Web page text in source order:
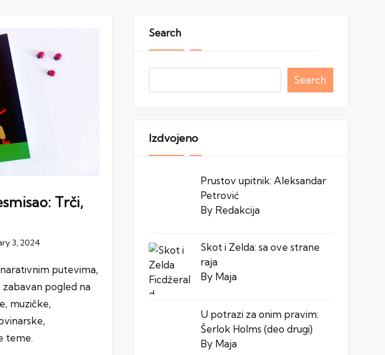
Trči,
3, 2024
putevima,
pogled na
muzičke,
teme.
Search
Search
Izdvojeno
Prustov upitnik: Aleksandar
Petrović
By Redakcija
Skot i Zelda: sa ove strane
raja
By Maja
U potrazi za onim pravim:
Šerlok Holms (deo drugi)
By Maja